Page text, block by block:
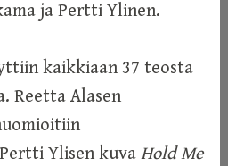
ja Pertti Ylinen.
kaikkiaan 37 teosta
Reetta Alasen
Ylisen kuvaHold Me